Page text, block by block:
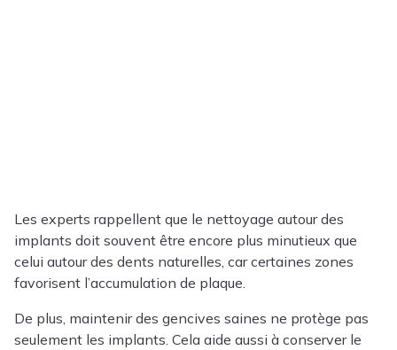
Les experts rappellent que le nettoyage autour des
implants doit souvent être encore plus minutieux que
celui autour des dents naturelles, car certaines zones
favorisent l’accumulation de plaque.
De plus, maintenir des gencives saines ne protège pas
seulement les implants. Cela aide aussi à conserver le